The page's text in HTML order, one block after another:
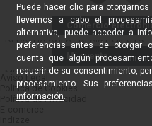
Puede hacer clic para
llevemos a cabo el
alternativa, puede acceder a
preferencias antes de otorgar
cuenta que algún
requerir de su consentimiento,
procesamiento. Sus
información.
Comercio
DEVOLUCIONES - DESISTIMIENTO
Proveedores Profesionales
Instaladores Profesionales
Política de Venta / Devoluciones
Black Friday en Cristaleria
Mi cuenta
Mis compras
Mis datos
Mis notificaciones
Aviso Legal
Politica de Cookies
Política de Privacidad